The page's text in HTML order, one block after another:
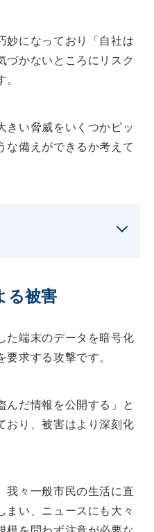
妙になっており「自社は
づかないところにリスク
きい脅威をいくつかピッ
な備えができるか考えて
る被害
た端末のデータを暗号化
要求する攻撃です。
んだ情報を公開する」と
おり、被害はより深刻化
我々一般市民の生活に直
まい、ニュースにも大々